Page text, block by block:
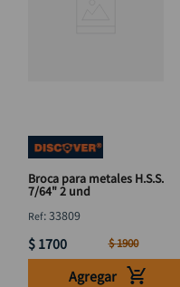
Broca para metales H.S.S.
7/64" 2 und
:33809
$ 1700 $1900
Agregar